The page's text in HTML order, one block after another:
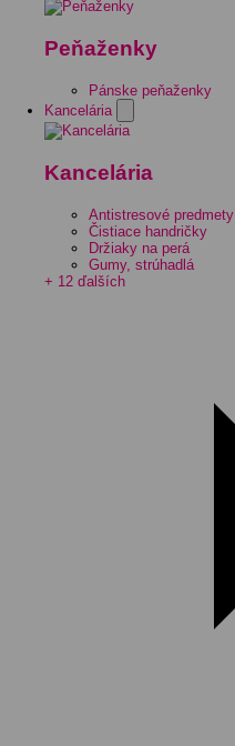
Peňaženky
Pánske peňaženky
Kancelária
Kancelária
Antistresové predmety
Čistiace handričky
Držiaky na perá
Gumy, strúhadlá
+ 12 ďalších